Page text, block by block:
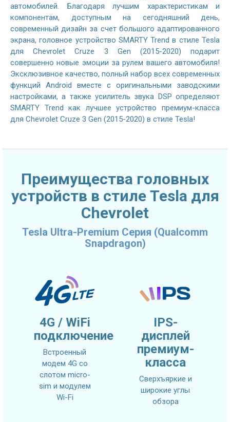
автомобилей. Благодаря лучшим характеристикам и
компонентам, доступным на сегодняшний день,
современный дизайн за счет большого адаптированного
экрана, головное устройство SMARTY Trend в стиле Tesla
для Chevrolet Cruze 3 Gen (2015-2020) подарит
совершенно новые эмоции за рулем вашего автомобиля!
Эксклюзивное качество, полный набор всех современных
функций Android вместе с оригинальными заводскими
настройками, а также усилитель звука DSP определяют
SMARTY Trend как лучшее устройство премиум-класса
для Chevrolet Cruze 3 Gen (2015-2020) в стиле Tesla!
Преимущества головных
устройств в стиле Tesla для
Chevrolet
Tesla Ultra-Premium Серия (Qualcomm
Snapdragon)
4G / WiFi
подключение
Встроенный
модем 4G со
слотом micro-
sim и модулем
Wi-Fi
IPS-
дисплей
премиум-
класса
Сверхъяркие и
широкие углы
обзора